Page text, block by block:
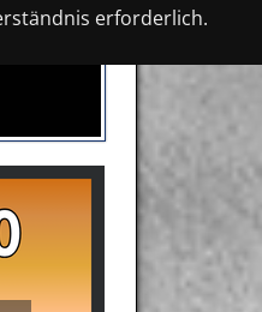
erforderlich.